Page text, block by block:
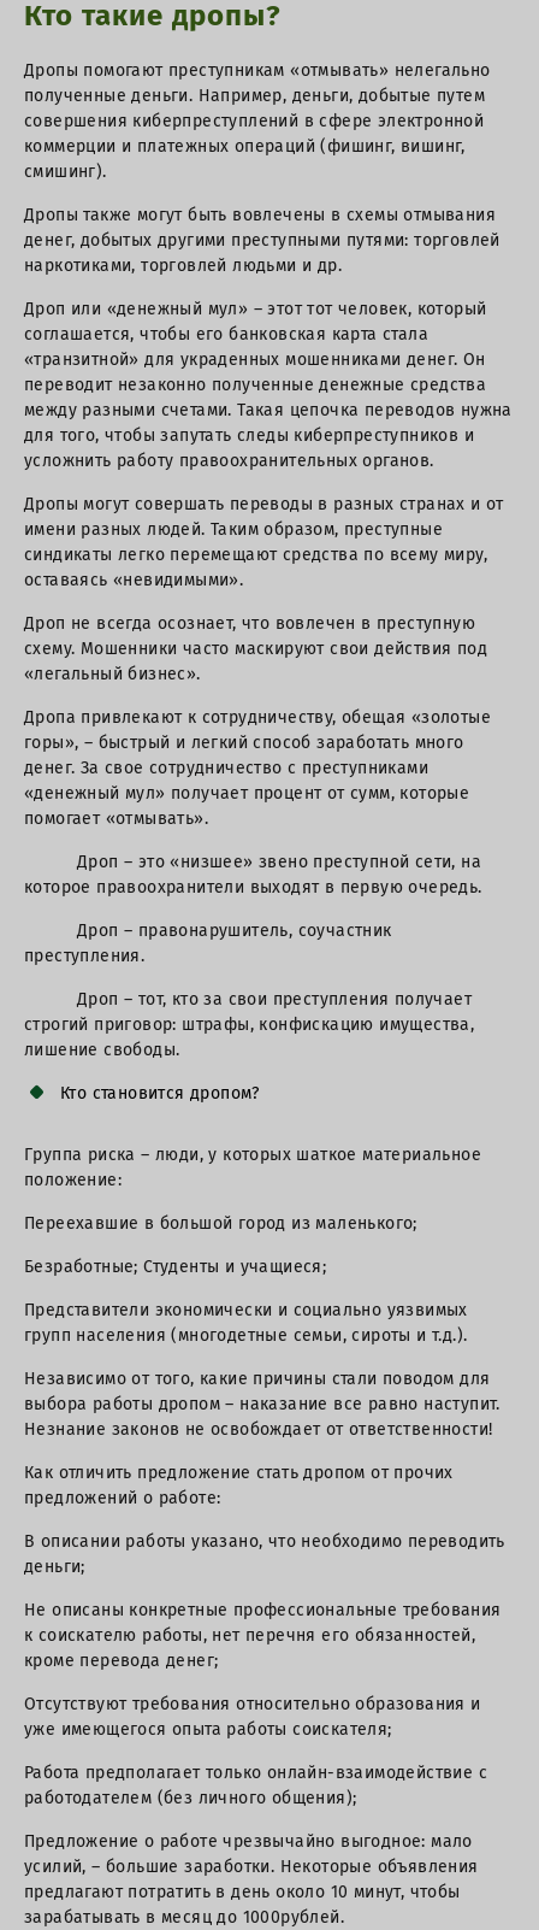
Кто такие дропы?
Дропы помогают преступникам «отмывать» нелегально
полученные деньги. Например, деньги, добытые путем
совершения киберпреступлений в сфере электронной
коммерции и платежных операций (фишинг, вишинг,
смишинг).
Дропы также могут быть вовлечены в схемы отмывания
денег, добытых другими преступными путями: торговлей
наркотиками, торговлей людьми и др.
Дроп или «денежный мул» – этот тот человек, который
соглашается, чтобы его банковская карта стала
«транзитной» для украденных мошенниками денег. Он
переводит незаконно полученные денежные средства
между разными счетами. Такая цепочка переводов нужна
для того, чтобы запутать следы киберпреступников и
усложнить работу правоохранительных органов.
Дропы могут совершать переводы в разных странах и от
имени разных людей. Таким образом, преступные
синдикаты легко перемещают средства по всему миру,
оставаясь «невидимыми».
Дроп не всегда осознает, что вовлечен в преступную
схему. Мошенники часто маскируют свои действия под
«легальный бизнес».
Дропа привлекают к сотрудничеству, обещая «золотые
горы», – быстрый и легкий способ заработать много
денег. За свое сотрудничество с преступниками
«денежный мул» получает процент от сумм, которые
помогает «отмывать».
Дроп – это «низшее» звено преступной сети, на
которое правоохранители выходят в первую очередь.
Дроп – правонарушитель, соучастник
преступления.
Дроп – тот, кто за свои преступления получает
строгий приговор: штрафы, конфискацию имущества,
лишение свободы.
Кто становится дропом?
Группа риска – люди, у которых шаткое материальное
положение:
Переехавшие в большой город из маленького;
Безработные; Студенты и учащиеся;
Представители экономически и социально уязвимых
групп населения (многодетные семьи, сироты и т.д.).
Независимо от того, какие причины стали поводом для
выбора работы дропом – наказание все равно наступит.
Незнание законов не освобождает от ответственности!
Как отличить предложение стать дропом от прочих
предложений о работе:
В описании работы указано, что необходимо переводить
деньги;
Не описаны конкретные профессиональные требования
к соискателю работы, нет перечня его обязанностей,
кроме перевода денег;
Отсутствуют требования относительно образования и
уже имеющегося опыта работы соискателя;
Работа предполагает только онлайн-взаимодействие с
работодателем (без личного общения);
Предложение о работе чрезвычайно выгодное: мало
усилий, – большие заработки. Некоторые объявления
предлагают потратить в день около 10 минут, чтобы
зарабатывать в месяц до 1000рублей.